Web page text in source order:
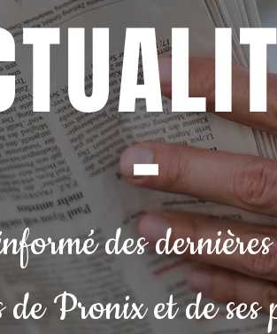
-
des
de Pronix et de ses